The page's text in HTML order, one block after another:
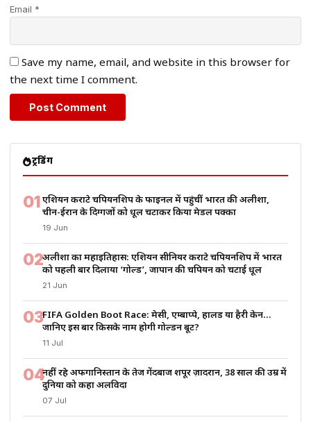
Email *
Save my name, email, and website in this browser for
the next time I comment.
ट्रेंडिंग
01एशियन कराटे चैंपियनशिप के फाइनल में पहुंचीं भारत की अलीशा,
चीन-ईरान के दिग्गजों को धूल चटाकर किया मेडल पक्का
19 Jun
02अलीशा का महाइतिहास: एशियन सीनियर कराटे चैंपियनशिप में भारत
को पहली बार दिलाया ‘गोल्ड’, जापान की चैंपियन को चटाई धूल
21 Jun
03FIFA Golden Boot Race: मेसी, एम्बाप्पे, हालैंड या हैरी केन…
जानिए इस बार किसके नाम होगी गोल्डन बूट?
11 Jul
04नहीं रहे अफगानिस्तान के तेज गेंदबाज शपूर ज़ादरान, 38 साल की उम्र में
दुनिया को कहा अलविदा
07 Jul